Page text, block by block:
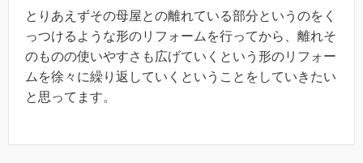
とりあえずその母屋との離れている部分というのをく
っつけるような形のリフォームを行ってから、離れそ
のものの使いやすさも広げていくという形のリフォー
ムを徐々に繰り返していくということをしていきたい
と思ってます。